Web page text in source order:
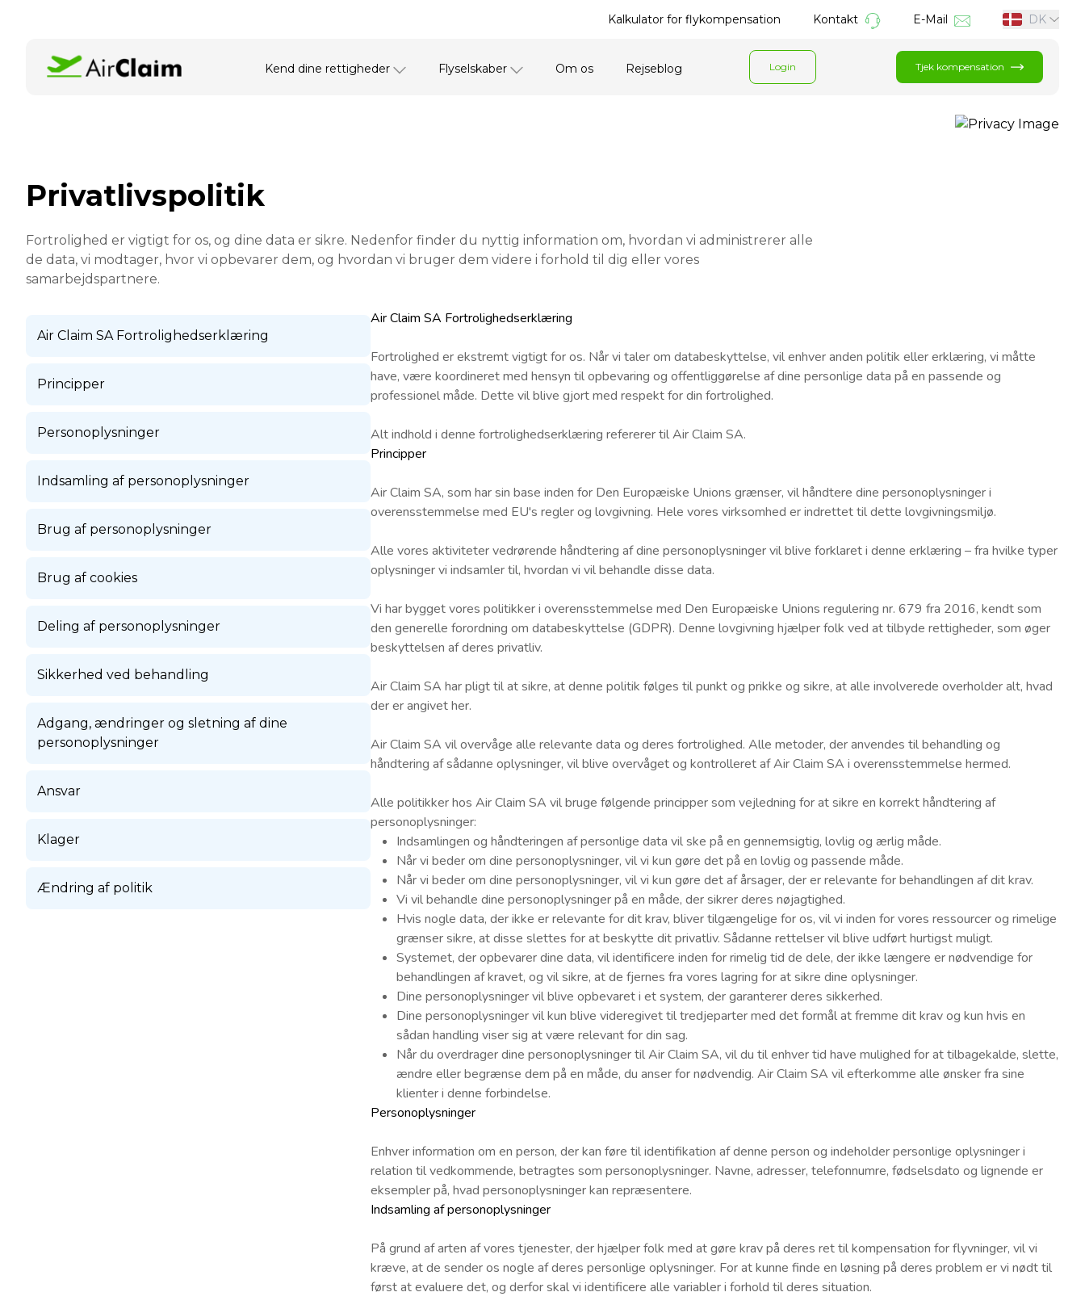
Kalkulator for flykompensation Kontakt E-Mail DK
Kend dine rettigheder Flyselskaber Om os Rejseblog Login Tjek kompensation
Privatlivspolitik
Fortrolighed er vigtigt for os, og dine data er sikre. Nedenfor finder du nyttig information om, hvordan vi administrerer alle
de data, vi modtager, hvor vi opbevarer dem, og hvordan vi bruger dem videre i forhold til dig eller vores
samarbejdspartnere.
Air Claim SA Fortrolighedserklæring
Principper
Personoplysninger
Indsamling af personoplysninger
Brug af personoplysninger
Brug af cookies
Deling af personoplysninger
Sikkerhed ved behandling
Adgang, ændringer og sletning af dine
personoplysninger
Ansvar
Klager
Ændring af politik
Air Claim SA Fortrolighedserklæring
Fortrolighed er ekstremt vigtigt for os. Når vi taler om databeskyttelse, vil enhver anden politik eller erklæring, vi måtte
have, være koordineret med hensyn til opbevaring og offentliggørelse af dine personlige data på en passende og
professionel måde. Dette vil blive gjort med respekt for din fortrolighed.
Alt indhold i denne fortrolighedserklæring refererer til Air Claim SA.
Principper
Air Claim SA, som har sin base inden for Den Europæiske Unions grænser, vil håndtere dine personoplysninger i
overensstemmelse med EU's regler og lovgivning. Hele vores virksomhed er indrettet til dette lovgivningsmiljø.
Alle vores aktiviteter vedrørende håndtering af dine personoplysninger vil blive forklaret i denne erklæring – fra hvilke typer
oplysninger vi indsamler til, hvordan vi vil behandle disse data.
Vi har bygget vores politikker i overensstemmelse med Den Europæiske Unions regulering nr. 679 fra 2016, kendt som
den generelle forordning om databeskyttelse (GDPR). Denne lovgivning hjælper folk ved at tilbyde rettigheder, som øger
beskyttelsen af deres privatliv.
Air Claim SA har pligt til at sikre, at denne politik følges til punkt og prikke og sikre, at alle involverede overholder alt, hvad
der er angivet her.
Air Claim SA vil overvåge alle relevante data og deres fortrolighed. Alle metoder, der anvendes til behandling og
håndtering af sådanne oplysninger, vil blive overvåget og kontrolleret af Air Claim SA i overensstemmelse hermed.
Alle politikker hos Air Claim SA vil bruge følgende principper som vejledning for at sikre en korrekt håndtering af
personoplysninger:
Indsamlingen og håndteringen af personlige data vil ske på en gennemsigtig, lovlig og ærlig måde.
Når vi beder om dine personoplysninger, vil vi kun gøre det på en lovlig og passende måde.
Når vi beder om dine personoplysninger, vil vi kun gøre det af årsager, der er relevante for behandlingen af dit krav.
Vi vil behandle dine personoplysninger på en måde, der sikrer deres nøjagtighed.
Hvis nogle data, der ikke er relevante for dit krav, bliver tilgængelige for os, vil vi inden for vores ressourcer og rimelige
grænser sikre, at disse slettes for at beskytte dit privatliv. Sådanne rettelser vil blive udført hurtigst muligt.
Systemet, der opbevarer dine data, vil identificere inden for rimelig tid de dele, der ikke længere er nødvendige for
behandlingen af kravet, og vil sikre, at de fjernes fra vores lagring for at sikre dine oplysninger.
Dine personoplysninger vil blive opbevaret i et system, der garanterer deres sikkerhed.
Dine personoplysninger vil kun blive videregivet til tredjeparter med det formål at fremme dit krav og kun hvis en
sådan handling viser sig at være relevant for din sag.
Når du overdrager dine personoplysninger til Air Claim SA, vil du til enhver tid have mulighed for at tilbagekalde, slette,
ændre eller begrænse dem på en måde, du anser for nødvendig. Air Claim SA vil efterkomme alle ønsker fra sine
klienter i denne forbindelse.
Personoplysninger
Enhver information om en person, der kan føre til identifikation af denne person og indeholder personlige oplysninger i
relation til vedkommende, betragtes som personoplysninger. Navne, adresser, telefonnumre, fødselsdato og lignende er
eksempler på, hvad personoplysninger kan repræsentere.
Indsamling af personoplysninger
På grund af arten af vores tjenester, der hjælper folk med at gøre krav på deres ret til kompensation for flyvninger, vil vi
kræve, at de sender os nogle af deres personlige oplysninger. For at kunne finde en løsning på deres problem er vi nødt til
først at evaluere det, og derfor skal vi identificere alle variabler i forhold til deres situation.